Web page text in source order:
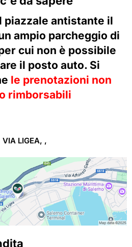
piazzale antistante il
ampio parcheggio di
cui non è possibile
il posto auto. Si
le prenotazioni non
rimborsabili
LIGEA, ,